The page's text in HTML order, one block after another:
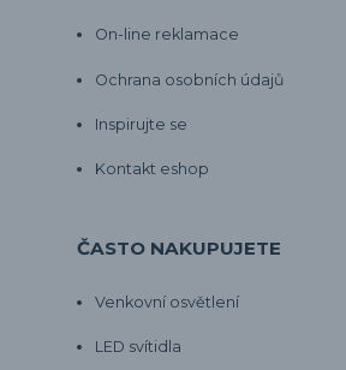
On-line reklamace
Ochrana osobních údajů
Inspirujte se
Kontakt eshop
ČASTO NAKUPUJETE
Venkovní osvětlení
LED svítidla